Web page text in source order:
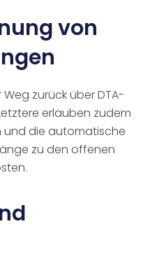
von
Weg zurück über DTA-
erlauben zudem
und die automatische
zu den offenen